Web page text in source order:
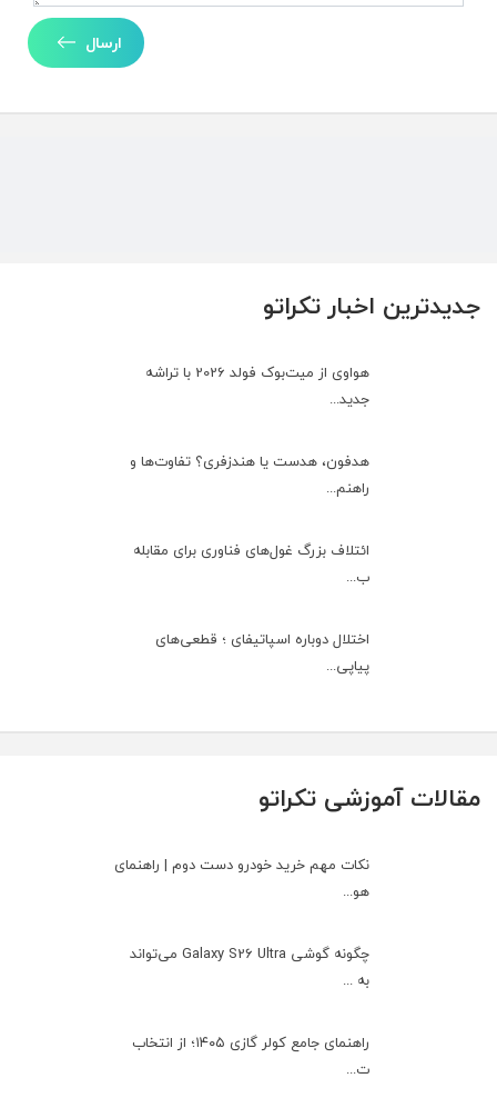
جدیدترین اخبار تکراتو
هواوی از میت‌بوک فولد 2026 با تراشه
جدید...
هدفون، هدست یا هندزفری؟ تفاوت‌ها و
راهنم...
ائتلاف بزرگ غول‌های فناوری برای مقابله
ب...
اختلال دوباره اسپاتیفای ؛ قطعی‌های
پیاپی...
ارسال
مقالات آموزشی تکراتو
نکات مهم خرید خودرو دست دوم | راهنمای
هو...
چگونه گوشی Galaxy S26 Ultra می‌تواند
به ...
راهنمای جامع کولر گازی ۱۴۰۵؛ از انتخاب
ت...